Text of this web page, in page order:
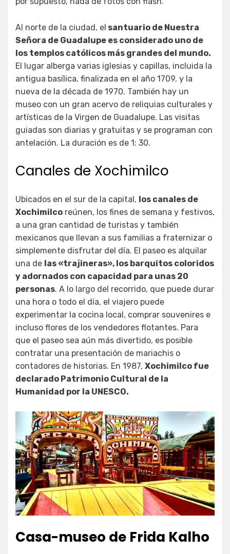
Al norte de la ciudad, el santuario de Nuestra
Señora de Guadalupe es considerado uno de
los templos católicos más grandes del mundo.
El lugar alberga varias iglesias y capillas, incluida la
antigua basílica, finalizada en el año 1709, y la
nueva de la década de 1970. También hay un
museo con un gran acervo de reliquias culturales y
artísticas de la Virgen de Guadalupe. Las visitas
guiadas son diarias y gratuitas y se programan con
antelación. La duración es de 1: 30.
Canales de Xochimilco
Ubicados en el sur de la capital, los canales de
Xochimilco reúnen, los fines de semana y festivos,
a una gran cantidad de turistas y también
mexicanos que llevan a sus familias a fraternizar o
simplemente disfrutar del día. El paseo es alquilar
una de las «trajineras», los barquitos coloridos
y adornados con capacidad para unas 20
personas. A lo largo del recorrido, que puede durar
una hora o todo el día, el viajero puede
experimentar la cocina local, comprar souvenires e
incluso flores de los vendedores flotantes. Para
que el paseo sea aún más divertido, es posible
contratar una presentación de mariachis o
contadores de historias. En 1987, Xochimilco fue
declarado Patrimonio Cultural de la
Humanidad por la UNESCO.
Casa-museo de Frida Kalho